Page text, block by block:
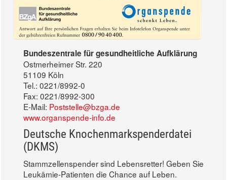
Bundeszentrale für gesundheitliche Aufklärung
Ostmerheimer Str. 220
51109 Köln
Tel.: 0221/8992-0
Fax: 0221/8992-300
E-Mail: Poststelle@bzga.de
www.organspende-info.de
Deutsche Knochenmarkspenderdatei
(DKMS)
Stammzellenspender sind Lebensretter! Geben Sie
Leukämie-Patienten die Chance auf Leben.